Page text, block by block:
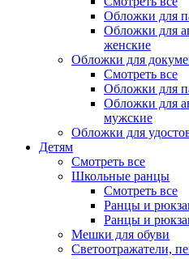
Обложки для
Обложки для
женские
Обложки для
Смотреть все
Обложки для
Обложки для
мужские
Обложки для
Детям
Смотреть все
Школьные ранцы
Смотреть все
Ранцы и
Ранцы и
Мешки для обуви
Светоотражатели,